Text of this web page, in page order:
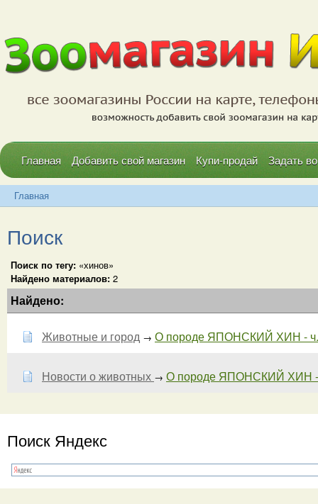
Главная Добавить свой магазин Купи-продай Задать
Главная
Поиск
Поиск по тегу: «хинов»
Найдено материалов: 2
Найдено:
Животные и город → О породе ЯПОНСКИЙ ХИН -
Новости о животных → О породе ЯПОНСКИЙ ХИН -
Поиск Яндекс